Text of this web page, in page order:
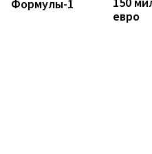
Формулы-1
евро